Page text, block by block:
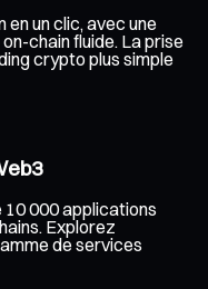
un clic, avec une
chain fluide. La prise
crypto plus simple
10 000 applications
Explorez
de services